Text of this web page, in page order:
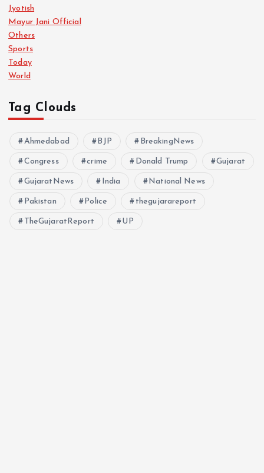
Jyotish
Mayur Jani Official
Others
Sports
Today
World
Tag Clouds
Ahmedabad BJP BreakingNews
Congress crime Donald Trump Gujarat
GujaratNews India National News
Pakistan Police thegujarareport
TheGujaratReport UP